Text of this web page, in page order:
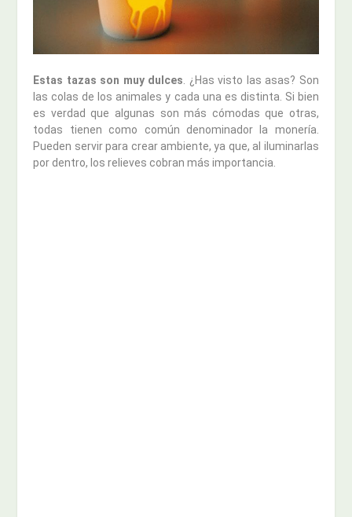
Estas tazas son muy dulces . ¿Has visto las asas? Son
las colas de los animales y cada una es distinta. Si bien
es verdad que algunas son más cómodas que otras,
todas tienen como común denominador la monería.
Pueden servir para crear ambiente, ya que, al iluminarlas
por dentro, los relieves cobran más importancia.